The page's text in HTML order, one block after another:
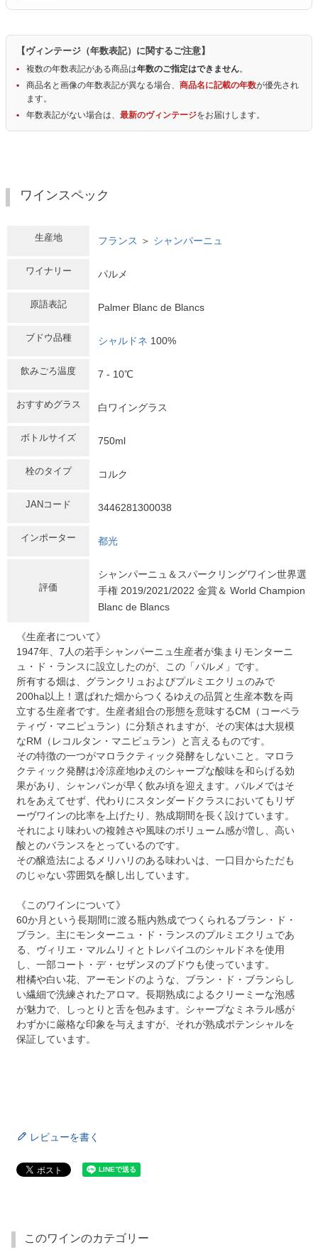
【ヴィンテージ（年数表記）に関するご注意】
複数の年数表記がある商品は年数のご指定はできません。
商品名と画像の年数表記が異なる場合、 商品名に記載の年数が優先され
ます。
年数表記がない場合は、 最新のヴィンテージをお届けします。
ワインスペック
生産地 フランス ＞ シャンパーニュ
ワイナリー パルメ
原語表記 Palmer Blanc de Blancs
ブドウ品種 シャルドネ 100%
飲みごろ温度 7 - 10℃
おすすめグラス 白ワイングラス
ボトルサイズ 750ml
栓のタイプ コルク
JANコード 3446281300038
インポーター 都光
評価
シャンパーニュ＆スパークリングワイン世界選
手権 2019/2021/2022 金賞＆ World Champion
Blanc de Blancs
《生産者について》
1947年、7人の若手シャンパーニュ生産者が集まりモンターニ
ュ・ド・ランスに設立したのが、この「パルメ」です。
所有する畑は、グランクリュおよびプルミエクリュのみで
200ha以上！選ばれた畑からつくるゆえの品質と生産本数を両
立する生産者です。生産者組合の形態を意味するCM（コーペラ
ティヴ・マニピュラン）に分類されますが、その実体は大規模
なRM（レコルタン・マニピュラン）と言えるものです。
その特徴の一つがマロラクティック発酵をしないこと。マロラ
クティック発酵は冷涼産地ゆえのシャープな酸味を和らげる効
果があり、シャンパンが早く飲み頃を迎えます。パルメではそ
れをあえてせず、代わりにスタンダードクラスにおいてもリザ
ーヴワインの比率を上げたり、熟成期間を長く設けています。
それにより味わいの複雑さや風味のボリューム感が増し、高い
酸とのバランスをとっているのです。
その醸造法によるメリハリのある味わいは、一口目からただも
のじゃない雰囲気を醸し出しています。
《このワインについて》
60か月という長期間に渡る瓶内熟成でつくられるブラン・ド・
ブラン。主にモンターニュ・ド・ランスのプルミエクリュであ
る、ヴィリエ・マルムリィとトレパイユのシャルドネを使用
し、一部コート・デ・セザンヌのブドウも使っています。
柑橘や白い花、アーモンドのような、ブラン・ド・ブランらし
い繊細で洗練されたアロマ。長期熟成によるクリーミーな泡感
が魅力で、しっとりと舌を包みます。シャープなミネラル感が
わずかに厳格な印象を与えますが、それが熟成ポテンシャルを
保証しています。
レビューを書く
このワインのカテゴリー